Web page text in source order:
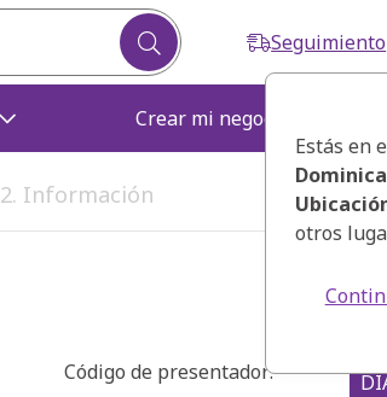
Seguimiento
Crear mi negocio
Estás en
otros
2. Información 3.
Código de presentador: